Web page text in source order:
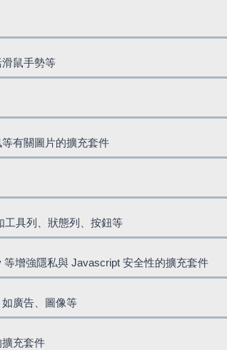
鼠手勢等
有關圖片的擴充套件
工具列、狀態列、按鈕等
增強隱私與 Javascript 安全性的擴充套件
廣告、圖像等
充套件